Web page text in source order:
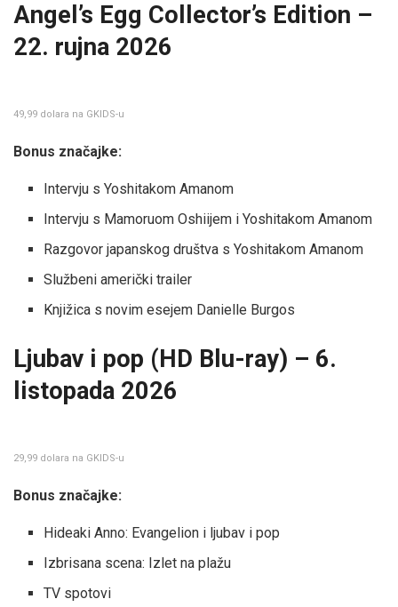
Angel’s Egg Collector’s Edition –
22. rujna 2026
49,99 dolara na GKIDS-u
Bonus značajke:
Intervju s Yoshitakom Amanom
Intervju s Mamoruom Oshiijem i Yoshitakom Amanom
Razgovor japanskog društva s Yoshitakom Amanom
Službeni američki trailer
Knjižica s novim esejem Danielle Burgos
Ljubav i pop (HD Blu-ray) – 6.
listopada 2026
29,99 dolara na GKIDS-u
Bonus značajke:
Hideaki Anno: Evangelion i ljubav i pop
Izbrisana scena: Izlet na plažu
TV spotovi